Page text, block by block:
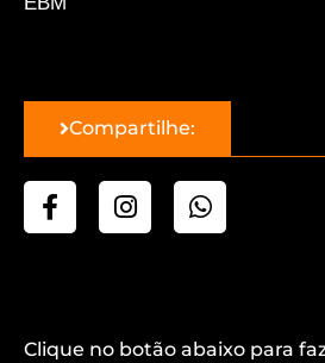
Compartilhe:
Clique no botão abaixo para